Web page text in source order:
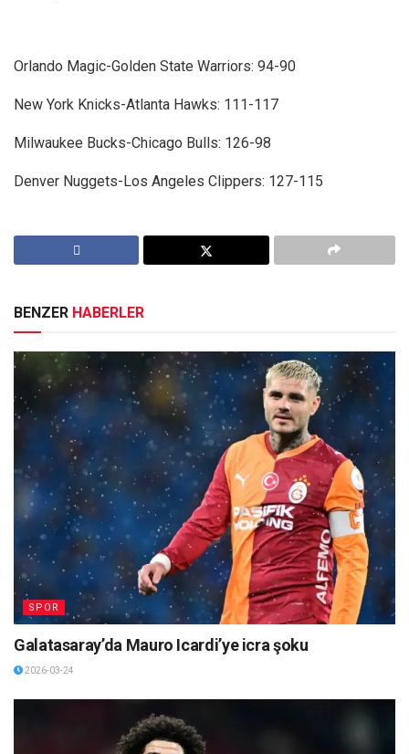
Orlando Magic-Golden State Warriors: 94-90
New York Knicks-Atlanta Hawks: 111-117
Milwaukee Bucks-Chicago Bulls: 126-98
Denver Nuggets-Los Angeles Clippers: 127-115
BENZER HABERLER
SPOR
Galatasaray’da Mauro Icardi’ye icra şoku
2026-03-24